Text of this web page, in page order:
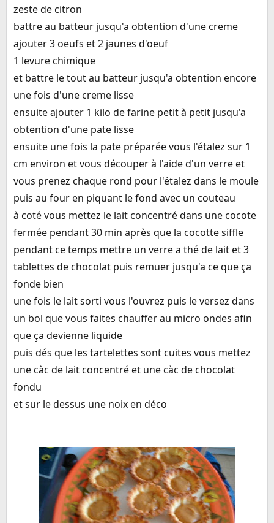
zeste de citron
battre au batteur jusqu'a obtention d'une creme
ajouter 3 oeufs et 2 jaunes d'oeuf
1 levure chimique
et battre le tout au batteur jusqu'a obtention encore
une fois d'une creme lisse
ensuite ajouter 1 kilo de farine petit à petit jusqu'a
obtention d'une pate lisse
ensuite une fois la pate préparée vous l'étalez sur 1
cm environ et vous découper à l'aide d'un verre et
vous prenez chaque rond pour l'étalez dans le moule
puis au four en piquant le fond avec un couteau
à coté vous mettez le lait concentré dans une cocote
fermée pendant 30 min après que la cocotte siffle
pendant ce temps mettre un verre a thé de lait et 3
tablettes de chocolat puis remuer jusqu'a ce que ça
fonde bien
une fois le lait sorti vous l'ouvrez puis le versez dans
un bol que vous faites chauffer au micro ondes afin
que ça devienne liquide
puis dés que les tartelettes sont cuites vous mettez
une càc de lait concentré et une càc de chocolat
fondu
et sur le dessus une noix en déco